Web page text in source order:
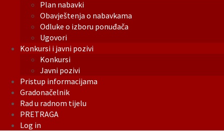
Plan nabavki
Obavještenja o nabavkama
Odluke o izboru ponuđača
Ugovori
Konkursi i javni pozivi
Konkursi
Javni pozivi
Pristup informacijama
Gradonačelnik
Rad u radnom tijelu
PRETRAGA
Log in